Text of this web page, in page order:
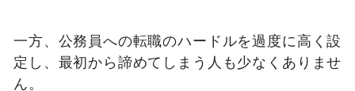
一方、公務員への転職のハードルを過度に高く設
定し、最初から諦めてしまう人も少なくありませ
ん。